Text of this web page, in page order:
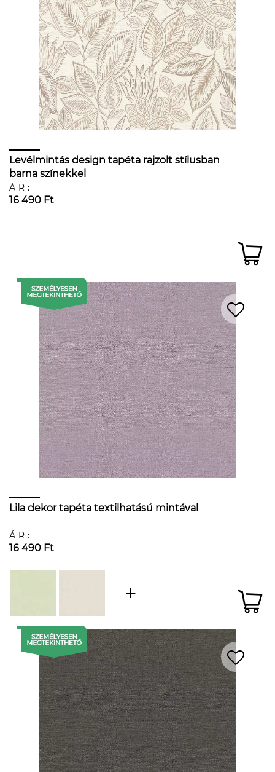
Levélmintás design tapéta rajzolt stílusban
barna színekkel
ÁR:
16 490 Ft
Lila dekor tapéta textilhatású mintával
ÁR:
16 490 Ft